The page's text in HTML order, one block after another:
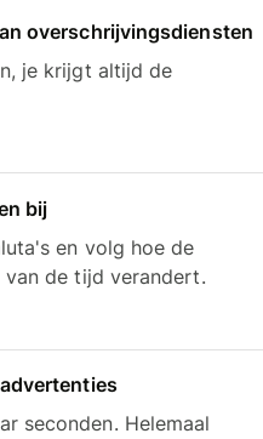
overschrijvingsdiensten
je krijgt altijd de
bij
en volg hoe de
de tijd verandert.
seconden. Helemaal